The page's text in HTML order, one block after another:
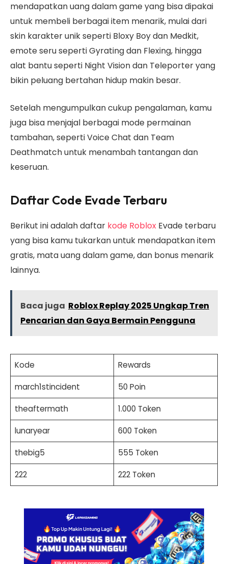
mendapatkan uang dalam game yang bisa dipakai
untuk membeli berbagai item menarik, mulai dari
skin karakter unik seperti Bloxy Boy dan Medkit,
emote seru seperti Gyrating dan Flexing, hingga
alat bantu seperti Night Vision dan Teleporter yang
bikin peluang bertahan hidup makin besar.
Setelah mengumpulkan cukup pengalaman, kamu
juga bisa menjajal berbagai mode permainan
tambahan, seperti Voice Chat dan Team
Deathmatch untuk menambah tantangan dan
keseruan.
Daftar Code Evade Terbaru
Berikut ini adalah daftar kode Roblox Evade terbaru
yang bisa kamu tukarkan untuk mendapatkan item
gratis, mata uang dalam game, dan bonus menarik
lainnya.
Baca juga Roblox Replay 2025 Ungkap Tren
Pencarian dan Gaya Bermain Pengguna
Kode Rewards
march1stincident 50 Poin
theaftermath 1.000 Token
lunaryear 600 Token
thebig5 555 Token
222 222 Token